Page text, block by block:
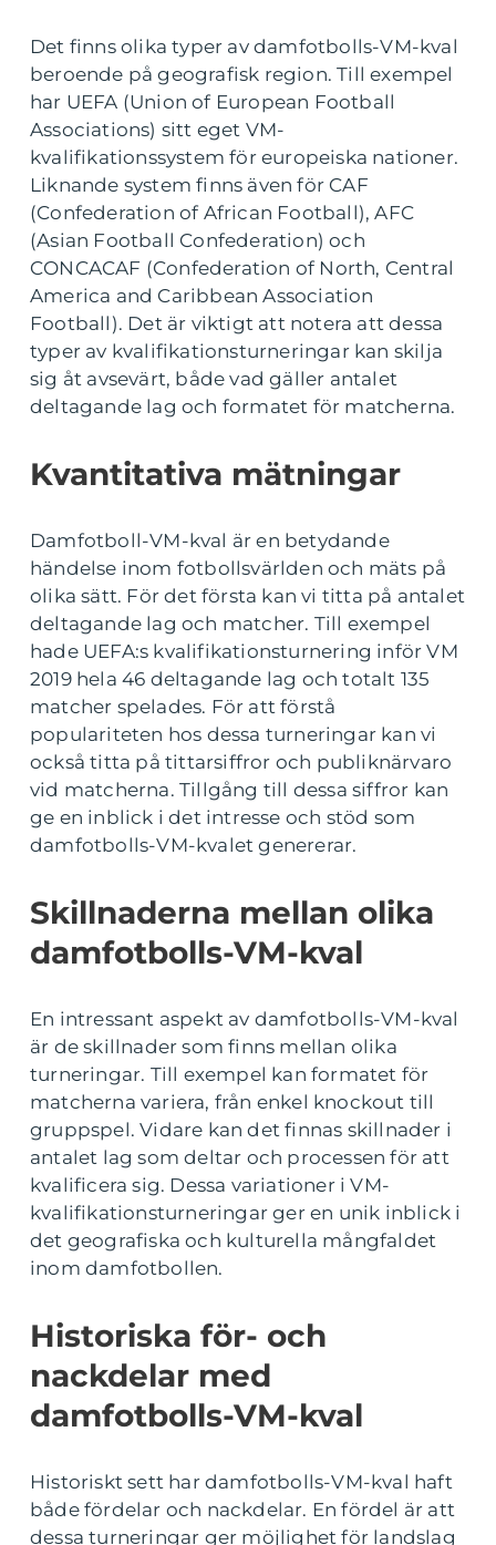
Det finns olika typer av damfotbolls-VM-kval
beroende på geografisk region. Till exempel
har UEFA (Union of European Football
Associations) sitt eget VM-
kvalifikationssystem för europeiska nationer.
Liknande system finns även för CAF
(Confederation of African Football), AFC
(Asian Football Confederation) och
CONCACAF (Confederation of North, Central
America and Caribbean Association
Football). Det är viktigt att notera att dessa
typer av kvalifikationsturneringar kan skilja
sig åt avsevärt, både vad gäller antalet
deltagande lag och formatet för matcherna.
Kvantitativa mätningar
Damfotboll-VM-kval är en betydande
händelse inom fotbollsvärlden och mäts på
olika sätt. För det första kan vi titta på antalet
deltagande lag och matcher. Till exempel
hade UEFA:s kvalifikationsturnering inför VM
2019 hela 46 deltagande lag och totalt 135
matcher spelades. För att förstå
populariteten hos dessa turneringar kan vi
också titta på tittarsiffror och publiknärvaro
vid matcherna. Tillgång till dessa siffror kan
ge en inblick i det intresse och stöd som
damfotbolls-VM-kvalet genererar.
Skillnaderna mellan olika
damfotbolls-VM-kval
En intressant aspekt av damfotbolls-VM-kval
är de skillnader som finns mellan olika
turneringar. Till exempel kan formatet för
matcherna variera, från enkel knockout till
gruppspel. Vidare kan det finnas skillnader i
antalet lag som deltar och processen för att
kvalificera sig. Dessa variationer i VM-
kvalifikationsturneringar ger en unik inblick i
det geografiska och kulturella mångfaldet
inom damfotbollen.
Historiska för- och
nackdelar med
damfotbolls-VM-kval
Historiskt sett har damfotbolls-VM-kval haft
både fördelar och nackdelar. En fördel är att
dessa turneringar ger möjlighet för landslag